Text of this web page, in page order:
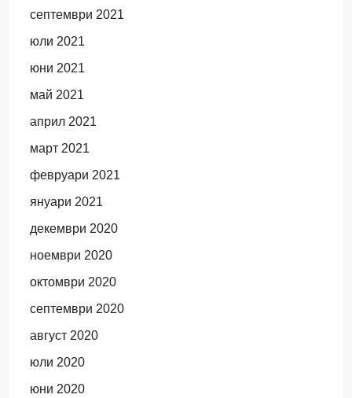
септември 2021
юли 2021
юни 2021
май 2021
април 2021
март 2021
февруари 2021
януари 2021
декември 2020
ноември 2020
октомври 2020
септември 2020
август 2020
юли 2020
юни 2020